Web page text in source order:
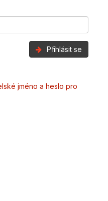
Přihlásit se
jméno a heslo pro